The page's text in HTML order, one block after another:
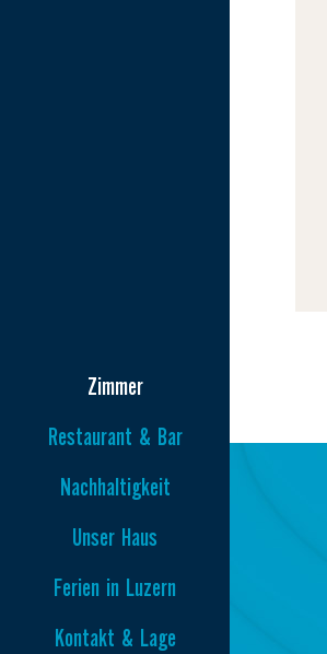
Zimmer
Restaurant & Bar
Nachhaltigkeit
Unser Haus
Ferien in Luzern
Kontakt & Lage